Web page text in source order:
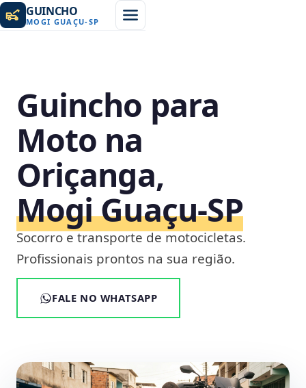
GUINCHO
MOGI GUAÇU-SP
Guincho para
Moto na
Oriçanga,
Mogi Guaçu‑SP
Socorro e transporte de motocicletas.
Profissionais prontos na sua região.
FALE NO WHATSAPP